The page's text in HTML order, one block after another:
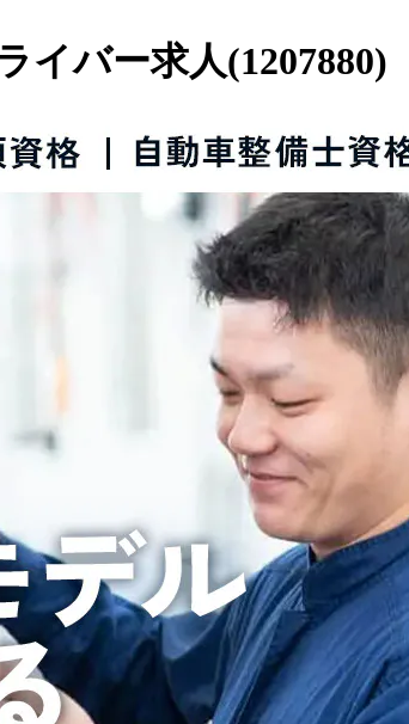
イバー求人(1207880)